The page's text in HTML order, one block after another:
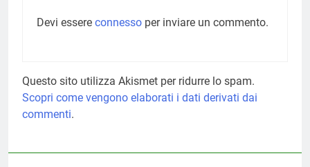
Devi essere connesso per inviare un commento.
Questo sito utilizza Akismet per ridurre lo spam.
Scopri come vengono elaborati i dati derivati dai
commenti.